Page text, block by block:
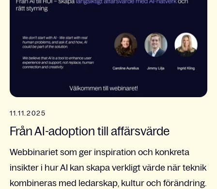
11.11.2025
Från AI-adoption till affärsvärde
Webbinariet som ger inspiration och konkreta
insikter i hur AI kan skapa verkligt värde när teknik
kombineras med ledarskap, kultur och förändring.